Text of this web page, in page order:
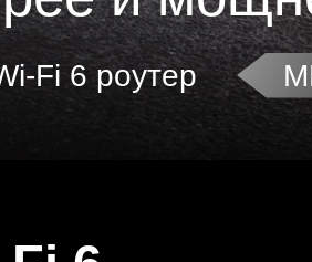
6 роутер